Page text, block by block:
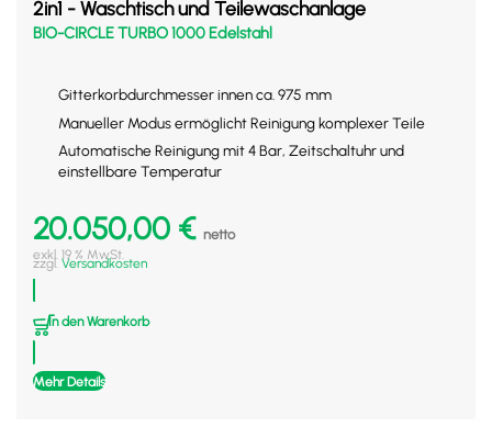
2in1 - Waschtisch und Teilewaschanlage
BIO-CIRCLE TURBO 1000 Edelstahl
Gitterkorbdurchmesser innen ca. 975 mm
Manueller Modus ermöglicht Reinigung komplexer Teile
Automatische Reinigung mit 4 Bar, Zeitschaltuhr und
einstellbare Temperatur
20.050,00 € netto
exkl. 19 % MwSt.
zzgl. Versandkosten
In den Warenkorb
Mehr Details